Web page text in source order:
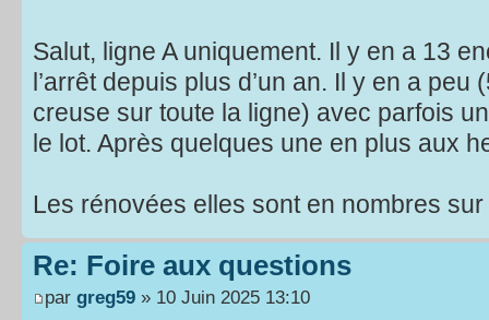
Salut, ligne A uniquement. Il y en a 13
l’arrêt depuis plus d’un an. Il y en a
creuse sur toute la ligne) avec parfois
le lot. Après quelques une en plus aux
Les rénovées elles sont en nombres
Re: Foire aux questions
par greg59 » 10 Juin 2025 13:10